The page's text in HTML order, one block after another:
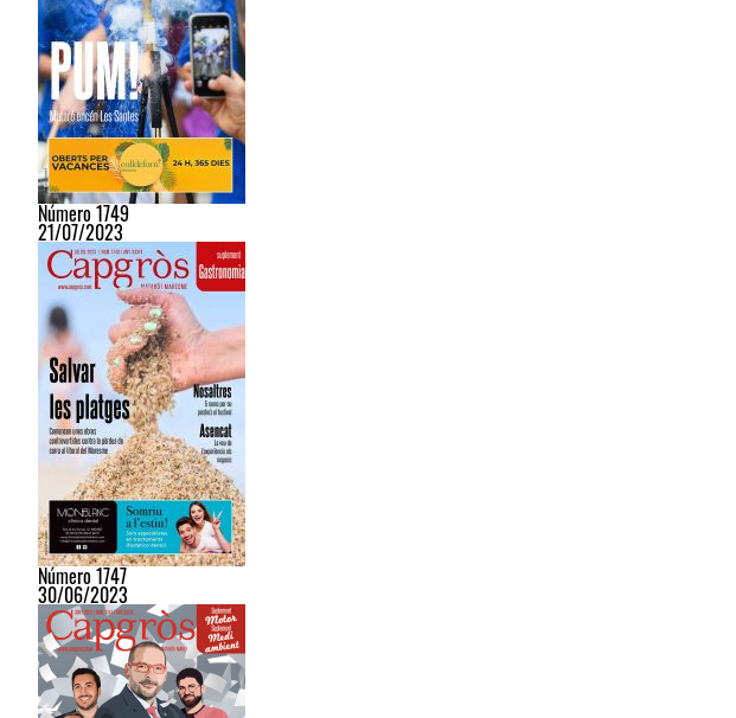
Número 1749
21/07/2023
Número 1747
30/06/2023